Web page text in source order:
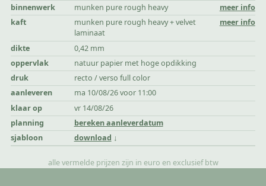
binnenwerk munken pure rough heavy
meer info
kaft
munken pure rough heavy + velvet
laminaat
meer info
dikte
0,42 mm
oppervlak
natuur papier met hoge opdikking
druk
recto / verso full color
aanleveren
ma 10/08/26 voor 11:00
klaar op
vr 14/08/26
planning
bereken aanleverdatum
sjabloon
download
alle vermelde prijzen zijn in euro en exclusief btw